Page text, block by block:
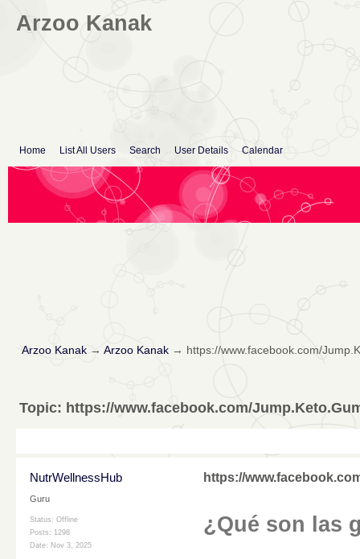
Arzoo Kanak
Home List All Users Search User Details Calendar
Arzoo Kanak→ Arzoo Kanak→ https://www.facebook.com/
Topic: https://www.facebook.com/
NutrWellnessHub
Guru
Status: Offline
Posts: 1298
Date: Nov 3, 2025
https://
¿Qué son las